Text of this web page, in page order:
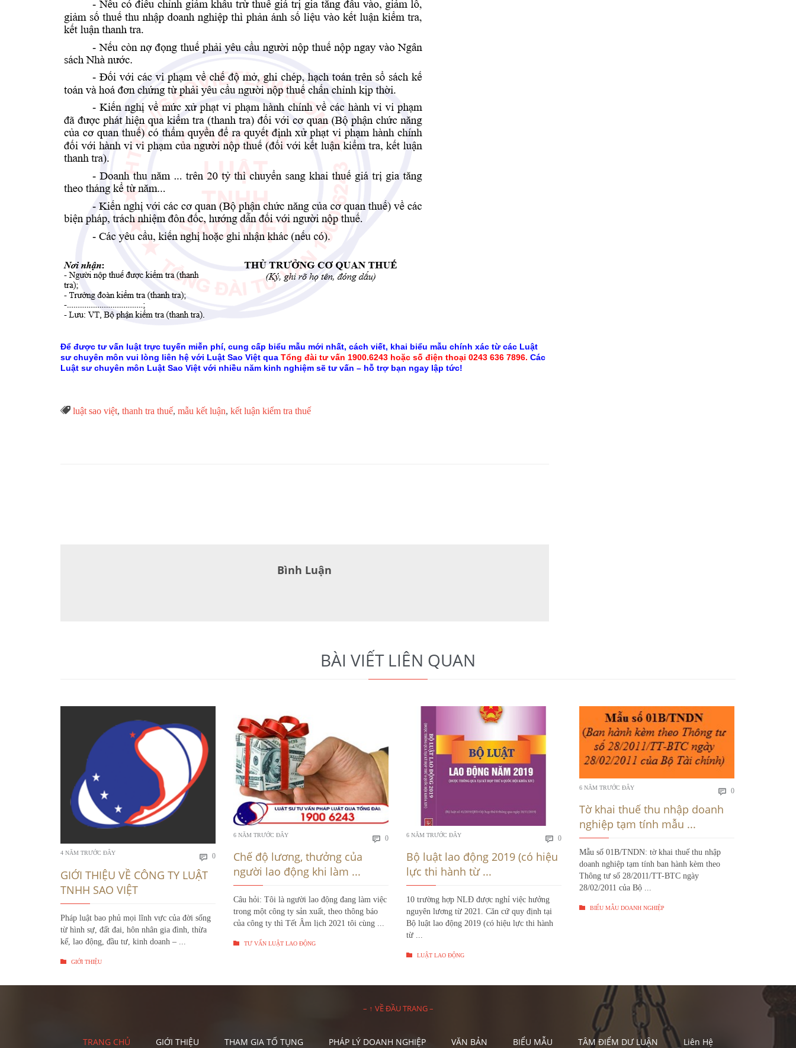
Để được tư vấn luật trực tuyến miễn phí, cung cấp biểu mẫu mới nhất, cách viết, khai biểu mẫu chính xác từ các Luật
sư chuyên môn vui lòng liên hệ với Luật Sao Việt qua Tổng đài tư vấn 1900.6243 hoặc số điện thoại 0243 636 7896. Các
Luật sư chuyên môn Luật Sao Việt với nhiều năm kinh nghiệm sẽ tư vấn – hỗ trợ bạn ngay lập tức!
Từ
luật sao việt, thanh tra thuế, mẫu kết luận, kết luận kiểm tra thuế
Bình Luận
BÀI VIẾT LIÊN QUAN
4 NĂM TRƯỚC ĐÂY  0Bình
GIỚI THIỆU VỀ CÔNG TY LUẬT
TNHH SAO VIỆT
Pháp luật bao phủ mọi lĩnh vực của đời sống
từ hình sự, đất đai, hôn nhân gia đình, thừa
kế, lao động, đầu tư, kinh doanh – ...
 GIỚI THIỆU
6 NĂM TRƯỚC ĐÂY  0Bình
Chế độ lương, thưởng của
người lao động khi làm ...
Câu hỏi: Tôi là người lao động đang làm việc
trong một công ty sản xuất, theo thông báo
của công ty thì Tết Âm lịch 2021 tôi cùng ...
 TƯ VẤN LUẬT LAO ĐỘNG
6 NĂM TRƯỚC ĐÂY  0Bình
Bộ luật lao động 2019 (có hiệu
lực thi hành từ ...
10 trường hợp NLĐ được nghỉ việc hưởng
nguyên lương từ 2021. Căn cứ quy định tại
Bộ luật lao động 2019 (có hiệu lực thi hành
từ ...
 LUẬT LAO ĐỘNG
6 NĂM TRƯỚC ĐÂY  0Bình
Tờ khai thuế thu nhập doanh
nghiệp tạm tính mẫu ...
Mẫu số 01B/TNDN: tờ khai thuế thu nhập
doanh nghiệp tạm tính ban hành kèm theo
Thông tư số 28/2011/TT-BTC ngày
28/02/2011 của Bộ ...
 BIỂU MẪU DOANH NGHIỆP
– ↑ VỀ ĐẦU TRANG –
TRANG CHỦ GIỚI THIỆU THAM GIA TỐ TỤNG PHÁP LÝ DOANH NGHIỆP VĂN BẢN BIỂU MẪU TÂM ĐIỂM DƯ LUẬN Liên Hệ